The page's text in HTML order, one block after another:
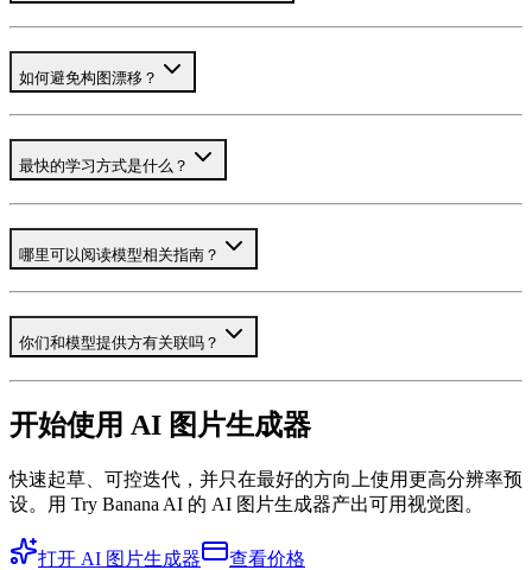
如何避免构图漂移？
最快的学习方式是什么？
哪里可以阅读模型相关指南？
你们和模型提供方有关联吗？
开始使用 AI 图片生成器
快速起草、可控迭代，并只在最好的方向上使用更高分辨率预
设。用 Try Banana AI 的 AI 图片生成器产出可用视觉图。
打开 AI 图片生成器 查看价格